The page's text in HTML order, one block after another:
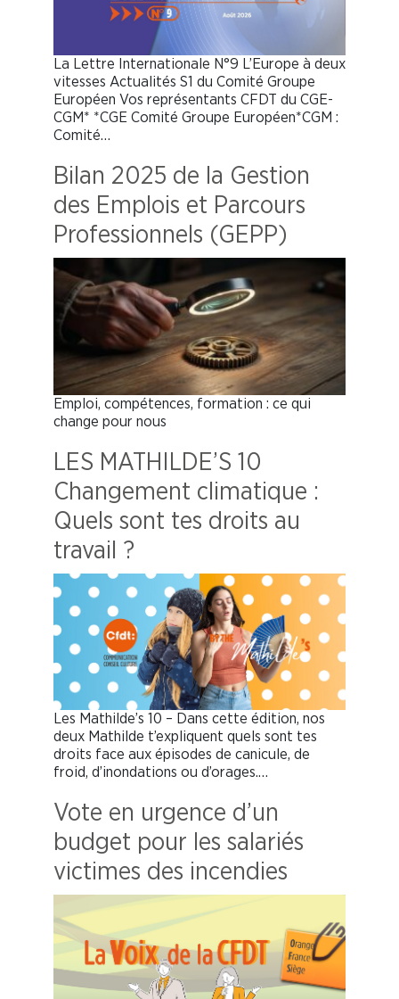
La Lettre Internationale N°9 L’Europe à deux
vitesses Actualités S1 du Comité Groupe
Européen Vos représentants CFDT du CGE-
CGM* *CGE Comité Groupe Européen*CGM :
Comité…
Bilan 2025 de la Gestion
des Emplois et Parcours
Professionnels (GEPP)
Emploi, compétences, formation : ce qui
change pour nous
LES MATHILDE’S 10
Changement climatique :
Quels sont tes droits au
travail ?
Les Mathilde’s 10 – Dans cette édition, nos
deux Mathilde t’expliquent quels sont tes
droits face aux épisodes de canicule, de
froid, d’inondations ou d’orages.…
Vote en urgence d’un
budget pour les salariés
victimes des incendies